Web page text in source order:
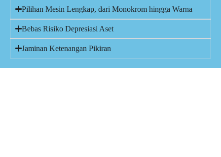
Pilihan Mesin Lengkap, dari Monokrom hingga Warna
Bebas Risiko Depresiasi Aset
Jaminan Ketenangan Pikiran